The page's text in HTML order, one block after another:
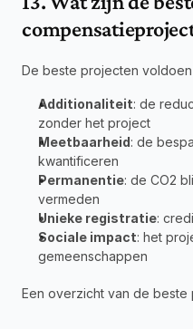
De beste projecten
Additionaliteit: de
zonder het project
Meetbaarheid: de
kwantificeren
Permanentie: de CO2
vermeden
Unieke registratie:
Sociale impact: het
gemeenschappen
Een overzicht van de